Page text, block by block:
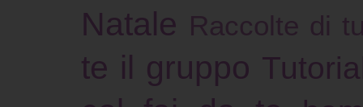
Natale Raccolte di
te il gruppo